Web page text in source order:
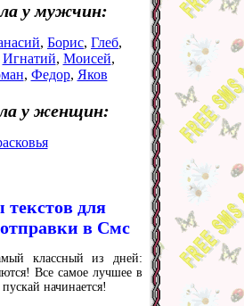
у мужчин:
, Борис, Глеб,
Игнатий, Моисей,
, Федор, Яков
у женщин:
для
в Смс
классный из дней:
Все самое лучшее в
начинается!